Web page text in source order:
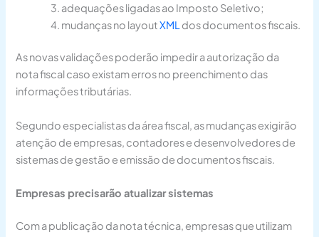
adequações ligadas ao Imposto Seletivo;
mudanças no layoutXML dos documentos fiscais.
As novas validações poderão impedir a autorização da
nota fiscal caso existam erros no preenchimento das
informações tributárias.
Segundo especialistas da área fiscal, as mudanças exigirão
atenção de empresas, contadores e desenvolvedores de
sistemas de gestão e emissão de documentos fiscais.
Empresas precisarão atualizar sistemas
Com a publicação da nota técnica, empresas que utilizam